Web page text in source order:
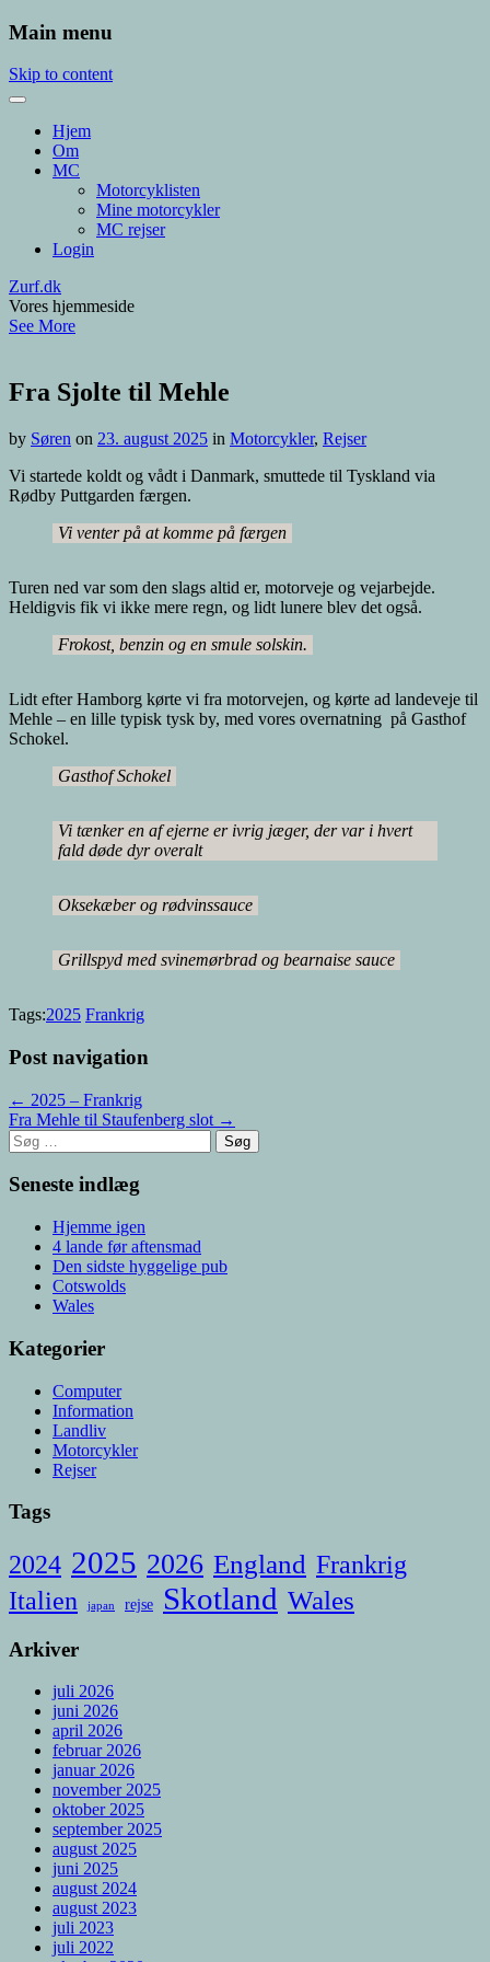
Main menu
Skip to content
Hjem
Om
MC
Motorcyklisten
Mine motorcykler
MC rejser
Login
Zurf.dk
Vores hjemmeside
See More
Fra Sjolte til Mehle
by Søren on 23. august 2025 in Motorcykler, Rejser
Vi startede koldt og vådt i Danmark, smuttede til Tyskland via
Rødby Puttgarden færgen.
Vi venter på at komme på færgen
Turen ned var som den slags altid er, motorveje og vejarbejde.
Heldigvis fik vi ikke mere regn, og lidt lunere blev det også.
Frokost, benzin og en smule solskin.
Lidt efter Hamborg kørte vi fra motorvejen, og kørte ad landeveje til
Mehle – en lille typisk tysk by, med vores overnatning på Gasthof
Schokel.
Gasthof Schokel
Vi tænker en af ejerne er ivrig jæger, der var i hvert
fald døde dyr overalt
Oksekæber og rødvinssauce
Grillspyd med svinemørbrad og bearnaise sauce
Tags:2025 Frankrig
Post navigation
← 2025 – Frankrig
Fra Mehle til Staufenberg slot →
Søg
efter:
Seneste indlæg
Hjemme igen
4 lande før aftensmad
Den sidste hyggelige pub
Cotswolds
Wales
Kategorier
Computer
Information
Landliv
Motorcykler
Rejser
Tags
2024 2025 2026 England Frankrig
Italien
japan rejse Skotland Wales
Arkiver
juli 2026
juni 2026
april 2026
februar 2026
januar 2026
november 2025
oktober 2025
september 2025
august 2025
juni 2025
august 2024
august 2023
juli 2023
juli 2022